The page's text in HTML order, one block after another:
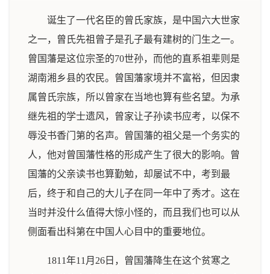
诞生了一代名臣的曾氏家族，是中国六大世家
之一，曾氏先祖曾子是孔子最有建树的门生之一。
曾国藩是这位宗圣的70世孙，而他的直系祖辈则是
湖南湘乡县的农民。曾国藩家境并不富裕，但因隶
属曾氏宗族，所以曾家在当地也算有些名望。为承
继先祖的学士遗风，曾家让子孙读书应考，以保不
辱没书香门第的名声。曾国藩的祖父是一个务实的
人，他对曾国藩性格的形成产生了很大的影响。曾
国藩的父亲读书也算勤勉，却屡试不中，考到最
后，终于和自己的大儿子在同一年中了秀才。这在
当时并没什么值得大惊小怪的，而且我们也可以从
侧面看出科第在中国人心目中的重要地位。
1811年11月26日，曾国藩降生在这个贫寒之